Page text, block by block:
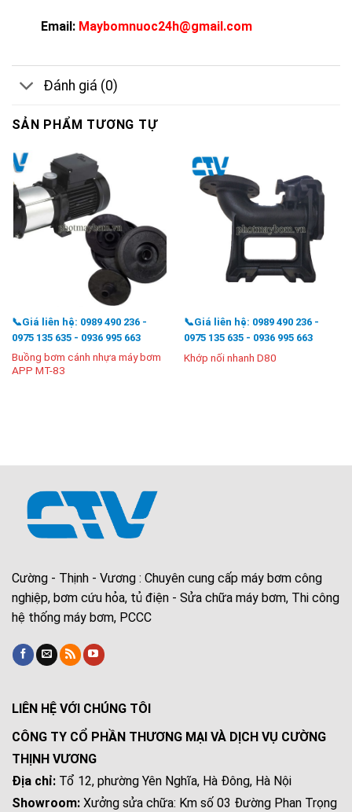
Email: Maybomnuoc24h@gmail.com
Đánh giá (0)
SẢN PHẨM TƯƠNG TỰ
📞Giá liên hệ: 0989 490 236 -
0975 135 635 - 0936 995 663
Buồng bơm cánh nhựa máy bơm
APP MT-83
📞Giá liên hệ: 0989 490 236 -
0975 135 635 - 0936 995 663
Khớp nối nhanh D80
Cường - Thịnh - Vương : Chuyên cung cấp máy bơm công
nghiệp, bơm cứu hỏa, tủ điện - Sửa chữa máy bơm, Thi công
hệ thống máy bơm, PCCC
LIÊN HỆ VỚI CHÚNG TÔI
CÔNG TY CỔ PHẦN THƯƠNG MẠI VÀ DỊCH VỤ CƯỜNG
THỊNH VƯƠNG
Địa chỉ: Tổ 12, phường Yên Nghĩa, Hà Đông, Hà Nội
Showroom: Xưởng sửa chữa: Km số 03 Đường Phan Trọng